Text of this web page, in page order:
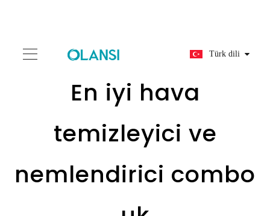
Türk dili
En iyi hava
temizleyici ve
nemlendirici combo